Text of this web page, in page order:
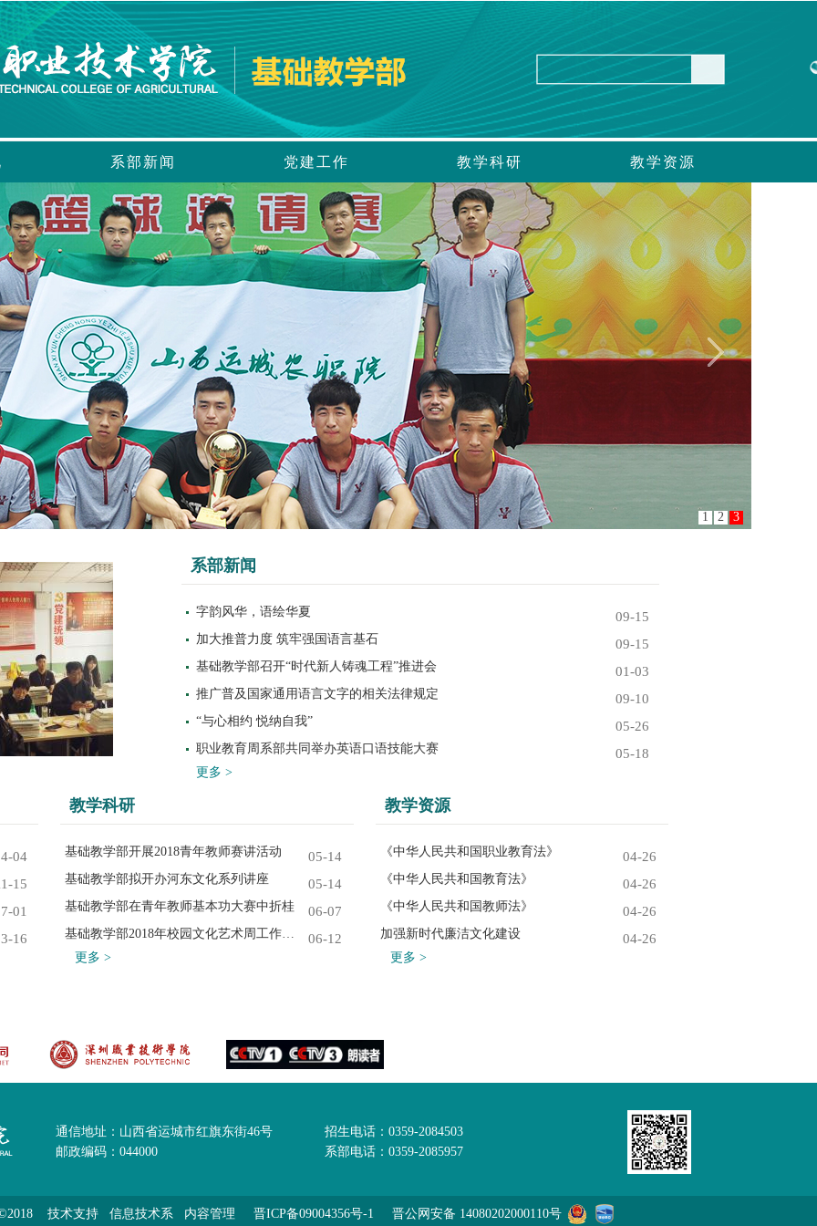
系部新闻 党建工作 教学科研 教学资源
1 2 3
系部新闻
09-15
字韵风华，语绘华夏
09-15
加大推普力度 筑牢强国语言基石
01-03
基础教学部召开“时代新人铸魂工程”推进会
09-10
推广普及国家通用语言文字的相关法律规定
05-26
“与心相约 悦纳自我”
05-18
职业教育周系部共同举办英语口语技能大赛
更多 >
04
15
01
16
教学科研
05-14
基础教学部开展2018青年教师赛讲活动
05-14
基础教学部拟开办河东文化系列讲座
06-07
基础教学部在青年教师基本功大赛中折桂
06-12
基础教学部2018年校园文化艺术周工作总结
更多 >
教学资源
04-26
《中华人民共和国职业教育法》
04-26
《中华人民共和国教育法》
04-26
《中华人民共和国教师法》
04-26
加强新时代廉洁文化建设
更多 >
通信地址：山西省运城市红旗东街46号
邮政编码：044000
招生电话：0359-2084503
系部电话：0359-2085957
技术支持 信息技术系 内容管理 晋ICP备09004356号-1 晋公网安备 14080202000110号